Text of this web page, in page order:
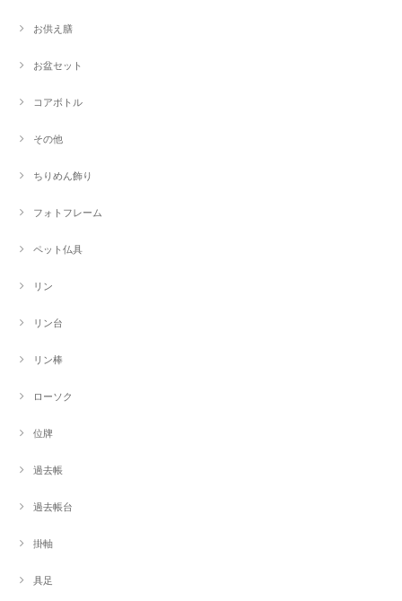
お供え膳
お盆セット
コアボトル
その他
ちりめん飾り
フォトフレーム
ペット仏具
リン
リン台
リン棒
ローソク
位牌
過去帳
過去帳台
掛軸
具足